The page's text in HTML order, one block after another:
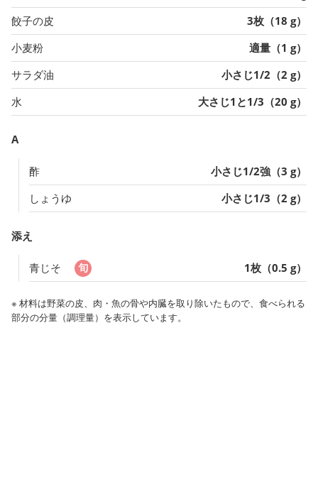
餃子の皮
3枚（18 g）
小麦粉
適量（1 g）
サラダ油
小さじ1/2（2 g）
水
大さじ1と1/3（20 g）
A
酢
小さじ1/2強（3 g）
しょうゆ
小さじ1/3（2 g）
添え
青じそ 1枚（0.5 g）
※ 材料は野菜の皮、肉・魚の骨や内臓を取り除いたもので、食べられる
部分の分量（調理量）を表示しています。